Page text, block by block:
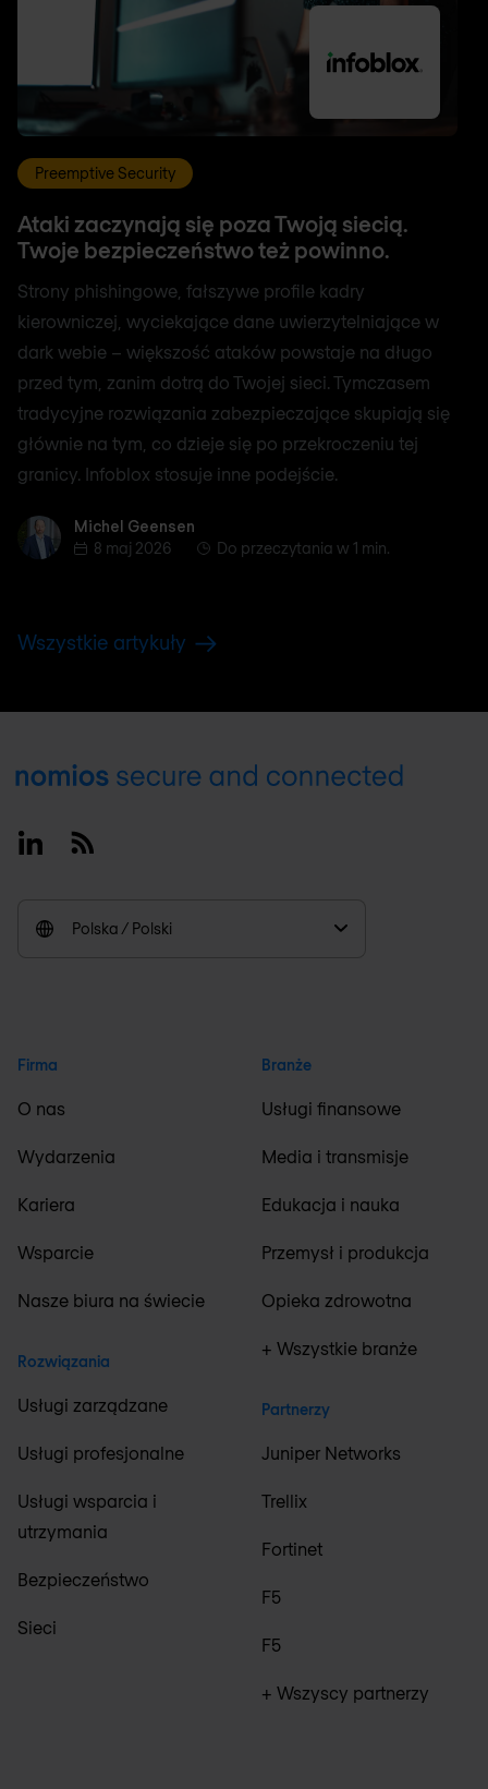
Preemptive Security
Ataki zaczynają się poza Twoją siecią.
Twoje bezpieczeństwo też powinno.
Strony phishingowe, fałszywe profile kadry
kierowniczej, wyciekające dane uwierzytelniające w
dark webie – większość ataków powstaje na długo
przed tym, zanim dotrą do Twojej sieci. Tymczasem
tradycyjne rozwiązania zabezpieczające skupiają się
głównie na tym, co dzieje się po przekroczeniu tej
granicy. Infoblox stosuje inne podejście.
Michel Geensen
Michel Geensen
8 maj 2026
Do przeczytania w 1 min.
Wszystkie artykuły
Footer
LinkedinRSS
Polska / Polski
Firma
O nas
Wydarzenia
Kariera
Wsparcie
Nasze biura na świecie
Rozwiązania
Usługi zarządzane
Usługi profesjonalne
Usługi wsparcia i
utrzymania
Bezpieczeństwo
Sieci
Branże
Usługi finansowe
Media i transmisje
Edukacja i nauka
Przemysł i produkcja
Opieka zdrowotna
+ Wszystkie branże
Partnerzy
Juniper Networks
Trellix
Fortinet
F5
F5
+ Wszyscy partnerzy